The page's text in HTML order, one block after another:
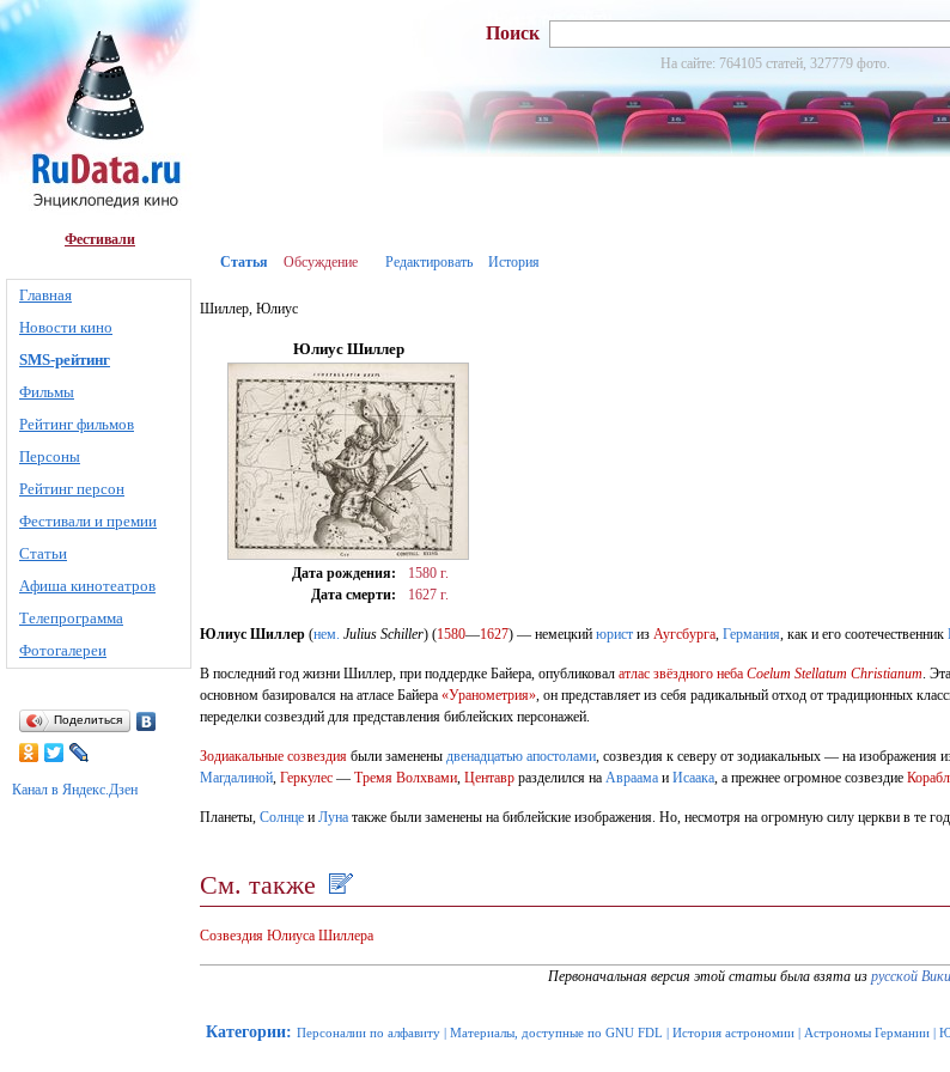
Фестивали
Главная
Новости кино
SMS-рейтинг
Фильмы
Рейтинг фильмов
Персоны
Рейтинг персон
Фестивали и премии
Статьи
Афиша кинотеатров
Телепрограмма
Фотогалереи
Поделиться
Канал в Яндекс.Дзен
Поиск
На сайте: 764105 статей, 327779 фото.
Статья Обсуждение Редактировать История
Шиллер, Юлиус
Юлиус Шиллер
Дата рождения:
1580 г.
Дата смерти:
1627 г.
Юлиус Шиллер (нем. Julius Schiller) (1580—1627) — немецкий юрист из Аугсбурга, Германия, как и его соотечественник
В последний год жизни Шиллер, при поддердке Байера, опубликовал атлас звёздного неба Coelum Stellatum Christianum.
основном базировался на атласе Байера «Уранометрия», он представляет из себя радикальный отход от традиционных
переделки созвездий для представления библейских персонажей.
Зодиакальные созвездия были заменены двенадцатью апостолами, созвездия к северу от зодиакальных — на изображения
Магдалиной, Геркулес — Тремя Волхвами, Центавр разделился на Авраама и Исаака, а прежнее огромное созвездие
Планеты, Солнце и Луна также были заменены на библейские изображения. Но, несмотря на огромную силу церкви в те
См. также
Созвездия Юлиуса Шиллера
Первоначальная версия этой статьи была взята из русской
Категории: Персоналии по алфавиту | Материалы, доступные по GNU FDL | История астрономии | Астрономы Германии |